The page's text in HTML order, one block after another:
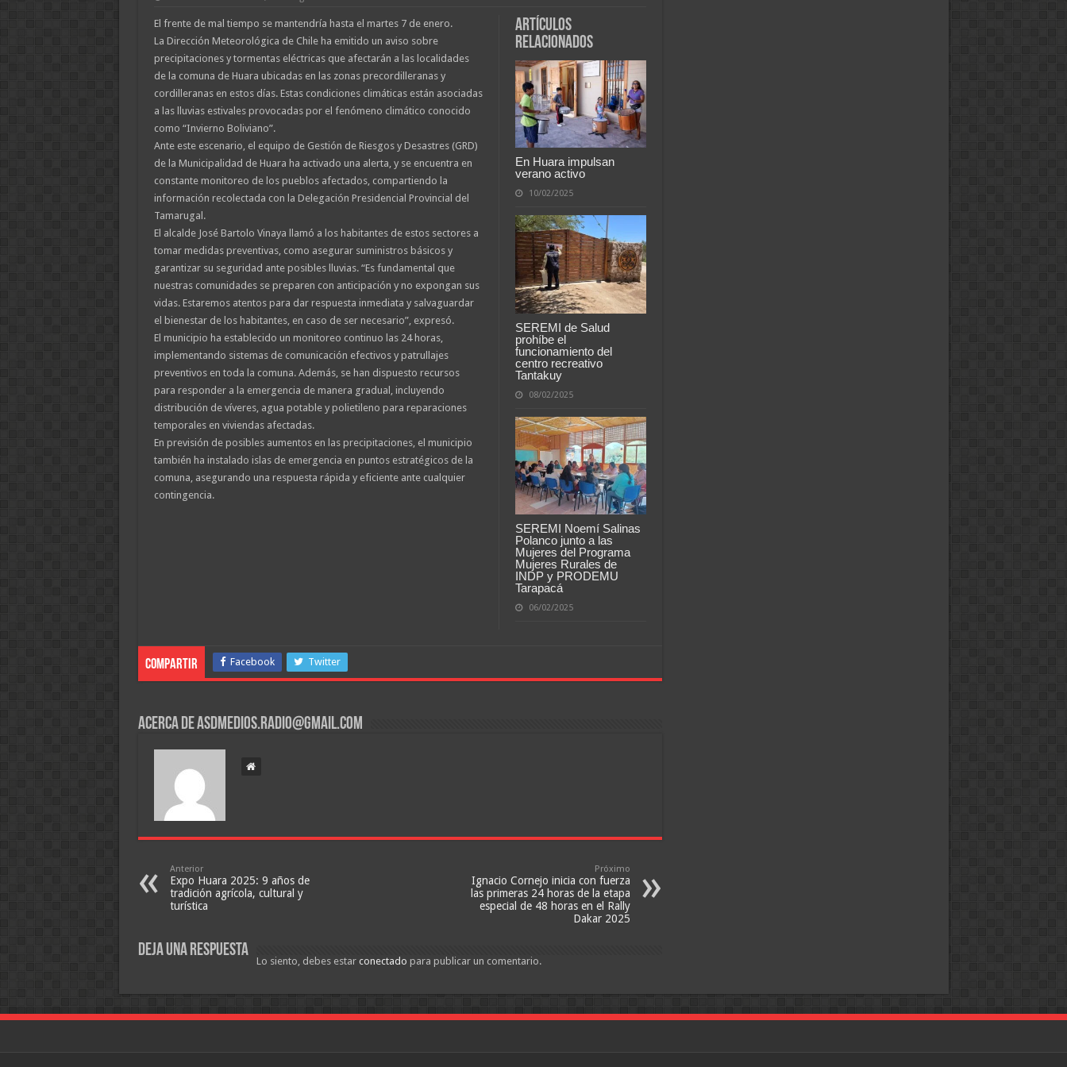
Artículos
relacionados
En Huara impulsan
verano activo
10/02/2025
SEREMI de Salud
prohíbe el
funcionamiento del
centro recreativo
Tantakuy
08/02/2025
SEREMI Noemí Salinas
Polanco junto a las
Mujeres del Programa
Mujeres Rurales de
INDP y PRODEMU
Tarapacá
06/02/2025
El frente de mal tiempo se mantendría hasta el martes 7 de enero.
La Dirección Meteorológica de Chile ha emitido un aviso sobre
precipitaciones y tormentas eléctricas que afectarán a las localidades
de la comuna de Huara ubicadas en las zonas precordilleranas y
cordilleranas en estos días. Estas condiciones climáticas están asociadas
a las lluvias estivales provocadas por el fenómeno climático conocido
como “Invierno Boliviano”.
Ante este escenario, el equipo de Gestión de Riesgos y Desastres (GRD)
de la Municipalidad de Huara ha activado una alerta, y se encuentra en
constante monitoreo de los pueblos afectados, compartiendo la
información recolectada con la Delegación Presidencial Provincial del
Tamarugal.
El alcalde José Bartolo Vinaya llamó a los habitantes de estos sectores a
tomar medidas preventivas, como asegurar suministros básicos y
garantizar su seguridad ante posibles lluvias. “Es fundamental que
nuestras comunidades se preparen con anticipación y no expongan sus
vidas. Estaremos atentos para dar respuesta inmediata y salvaguardar
el bienestar de los habitantes, en caso de ser necesario”, expresó.
El municipio ha establecido un monitoreo continuo las 24 horas,
implementando sistemas de comunicación efectivos y patrullajes
preventivos en toda la comuna. Además, se han dispuesto recursos
para responder a la emergencia de manera gradual, incluyendo
distribución de víveres, agua potable y polietileno para reparaciones
temporales en viviendas afectadas.
En previsión de posibles aumentos en las precipitaciones, el municipio
también ha instalado islas de emergencia en puntos estratégicos de la
comuna, asegurando una respuesta rápida y eficiente ante cualquier
contingencia.
Compartir Facebook Twitter
Acerca de asdmedios.radio@gmail.com
Anterior
Expo Huara 2025: 9 años de
tradición agrícola, cultural y
turística
Próximo
Ignacio Cornejo inicia con fuerza
las primeras 24 horas de la etapa
especial de 48 horas en el Rally
Dakar 2025
Deja una respuesta
Lo siento, debes estar conectado para publicar un comentario.